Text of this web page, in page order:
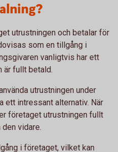
utrustningen och betalar för
som en tillgång i
vanligtvis har ett
är fullt betald.
utrustningen under
ett intressant alternativ. När
företaget utrustningen fullt
vidare.
i företaget, vilket kan